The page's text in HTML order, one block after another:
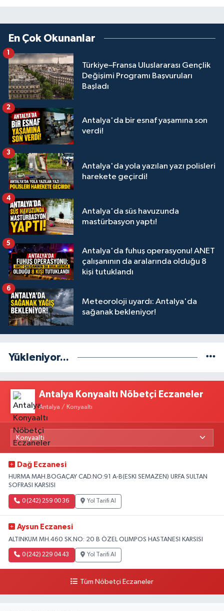
En Çok Okunanlar
Türkiye–Fransa Uluslararası Gençlik
Değişimi Programı Başvuruları
Başladı
1
Antalya'da bir esnaf yaşamına son
verdi!
2
Antalya'da yola yazılan yazı polisleri
harekete geçirdi!
3
Antalya'da süs havuzunda
mastürbasyon yaptı!
4
Antalya'da fuhuş operasyonu! ANET
çalışanının da aralarında olduğu 8
kişi tutuklandı
5
Meteoroloji uyardı: Antalya'da
sağanak bekleniyor!
6
Yükleniyor...
Antalya Konyaaltı Nöbetçi Eczaneler
Antalya / Konyaaltı
Dağ Eczanesi
HURMA MAH.BOGAÇAY CAD.NO:91 A-B(ESKI SEMAZEN) URFA SULTAN
SOFRASI KARSISI
0 (242) 259 00 36 Yol Tarifi Al
Aysun Eczanesi
ALTINKUM MH.460 SK.NO: 20 B ÖZEL OLIMPOS HASTANESI KARSISI
0 (242) 229 04 43 Yol Tarifi Al
Tüm Nöbetçi Eczaneler